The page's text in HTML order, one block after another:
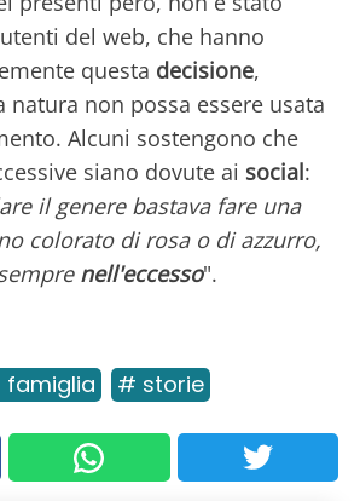
del web, che hanno
questa decisione,
natura non possa essere usata
Alcuni sostengono che
siano dovute ai social:
il genere bastava fare una
colorato di rosa o di azzurro,
nell'eccesso".
# storie